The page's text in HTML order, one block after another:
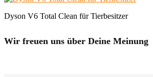
Dyson V6 Total Clean für Tierbesitzer
Wir freuen uns über Deine Meinung